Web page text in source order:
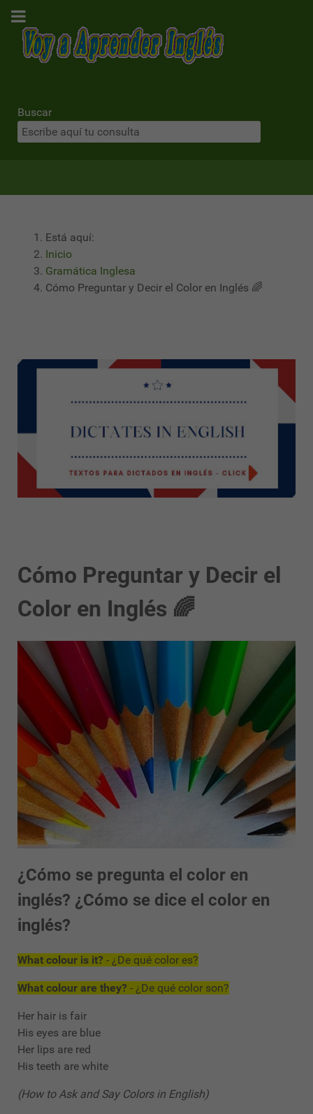
Buscar
Está aquí:
Inicio
Gramática Inglesa
Cómo Preguntar y Decir el Color en Inglés 🌈
Cómo Preguntar y Decir el
Color en Inglés 🌈
¿Cómo se pregunta el color en
inglés? ¿Cómo se dice el color en
inglés?
What colour is it? - ¿De qué color es?
What colour are they? - ¿De qué color son?
Her hair is fair
His eyes are blue
Her lips are red
His teeth are white
(How to Ask and Say Colors in English)